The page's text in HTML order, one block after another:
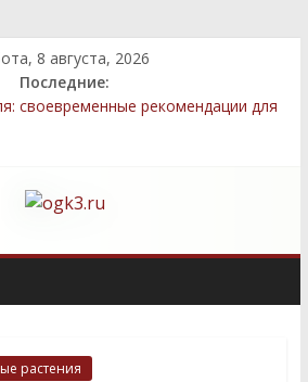
8 августа, 2026
Последние:
своевременные рекомендации для
которые легко выращивать даже
как выбрать и правильно
которые сэкономят ваше
растения